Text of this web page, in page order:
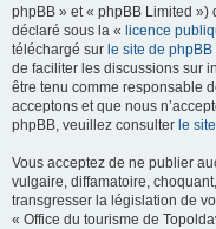
phpBB » et « phpBB Limited
déclaré sous la « licence
téléchargé sur le site de phpBB
de faciliter les discussions sur
être tenu comme responsable
acceptons et que nous
phpBB, veuillez consulter le
Vous acceptez de ne publier
vulgaire, diffamatoire,
transgresser la législation de
« Office du tourisme de